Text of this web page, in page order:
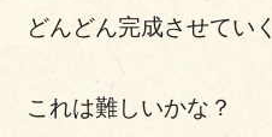
どんどん完成させてい
これは難しいかな？